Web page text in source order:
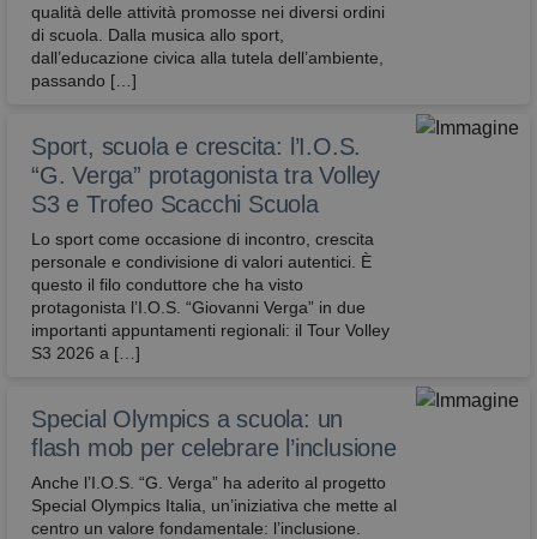
qualità delle attività promosse nei diversi ordini
di scuola. Dalla musica allo sport,
dall’educazione civica alla tutela dell’ambiente,
passando […]
Sport, scuola e crescita: l’I.O.S.
“G. Verga” protagonista tra Volley
S3 e Trofeo Scacchi Scuola
Lo sport come occasione di incontro, crescita
personale e condivisione di valori autentici. È
questo il filo conduttore che ha visto
protagonista l’I.O.S. “Giovanni Verga” in due
importanti appuntamenti regionali: il Tour Volley
S3 2026 a […]
Special Olympics a scuola: un
flash mob per celebrare l’inclusione
Anche l’I.O.S. “G. Verga” ha aderito al progetto
Special Olympics Italia, un’iniziativa che mette al
centro un valore fondamentale: l’inclusione.